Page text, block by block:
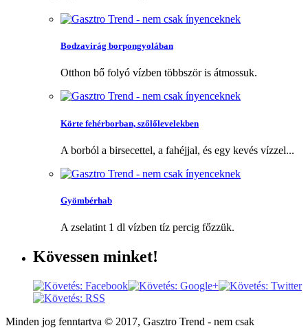
Bodzavirág borpongyolában
Otthon bő folyó vízben többször is átmossuk.
Körte fehérborban, szőlőlevelekben
A borból a birsecettel, a fahéjjal, és egy kevés vízzel...
Gyömbérhab
A zselatint 1 dl vízben tíz percig főzzük.
Kövessen minket!
Minden jog fenntartva © 2017, Gasztro Trend - nem csak